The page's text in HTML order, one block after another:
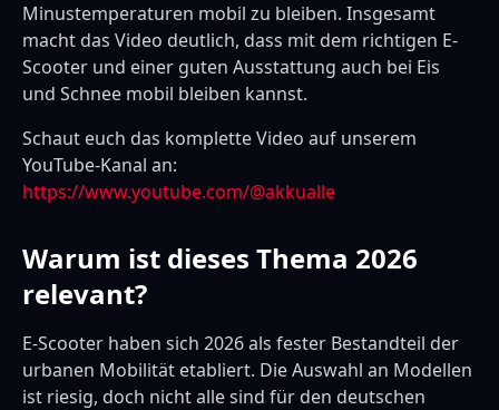
Minustemperaturen mobil zu bleiben. Insgesamt
macht das Video deutlich, dass mit dem richtigen E-
Scooter und einer guten Ausstattung auch bei Eis
und Schnee mobil bleiben kannst.
Schaut euch das komplette Video auf unserem
YouTube-Kanal an:
https://www.youtube.com/@akkualle
Warum ist dieses Thema 2026
relevant?
E-Scooter haben sich 2026 als fester Bestandteil der
urbanen Mobilität etabliert. Die Auswahl an Modellen
ist riesig, doch nicht alle sind für den deutschen